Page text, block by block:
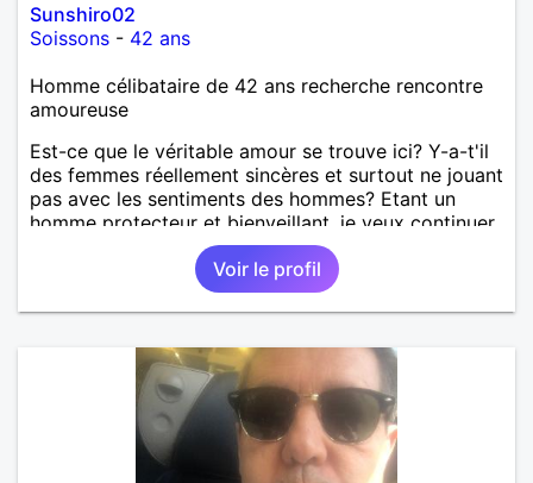
Sunshiro02
Soissons - 42 ans
Homme célibataire de 42 ans recherche rencontre
amoureuse
Est-ce que le véritable amour se trouve ici? Y-a-t'il
des femmes réellement sincères et surtout ne jouant
pas avec les sentiments des hommes? Etant un
homme protecteur et bienveillant, je veux continuer
d'y croire et pouvoir enfin former la petite famille
que je désir temps. Faux profil, profiteuse et autres
joyeuseté passer votre chemin, vous ne
m'intéressez pas du tout!
Voir le profil